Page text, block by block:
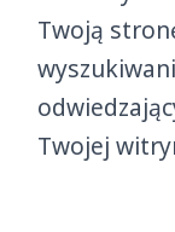
Twoją
Twojej